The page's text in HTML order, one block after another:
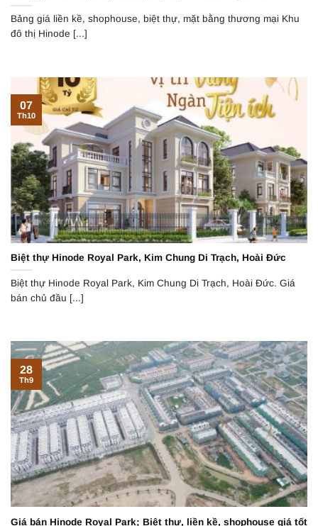
Bảng giá liền kề, shophouse, biệt thự, mặt bằng thương mại Khu
đô thị Hinode [...]
Biệt thự Hinode Royal Park, Kim Chung Di Trạch, Hoài Đức
Biệt thự Hinode Royal Park, Kim Chung Di Trạch, Hoài Đức. Giá
bán chủ đầu [...]
07
Th10
Giá bán Hinode Royal Park; Biệt thự, liền kề, shophouse giá tốt
28
Th9